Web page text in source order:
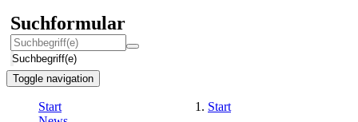
Suchformular
Suchbegriff(e)
Toggle navigation
Start
Start